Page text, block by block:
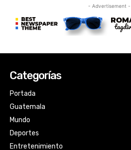
Categorías
Portada
Guatemala
Mundo
Deportes
Entretenimiento